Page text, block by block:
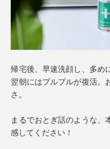
帰宅後、早速洗顔し、多め
翌朝にはプルプルが復活。
さ。
まるでおとぎ話のような、
感してください！